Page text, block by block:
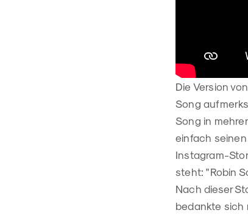
Die Version
Song
Song in
einfach
Instagram-
steht: "Robin
Nach dieser
bedankte sich